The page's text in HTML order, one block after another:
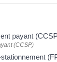
payant
(CCSP)